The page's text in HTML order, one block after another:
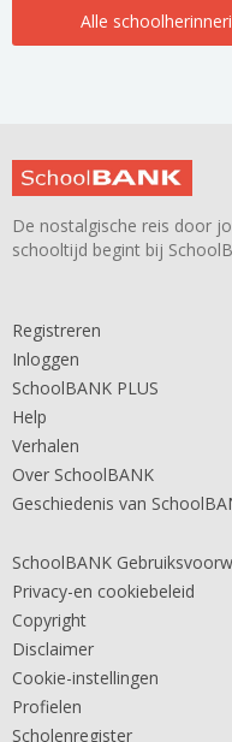
Alle
De nostalgische reis door
schooltijd begint bij
Registreren
Inloggen
SchoolBANK PLUS
Help
Verhalen
Over SchoolBANK
Geschiedenis van
SchoolBANK
Privacy-en cookiebeleid
Copyright
Disclaimer
Cookie-instellingen
Profielen
Scholenregister